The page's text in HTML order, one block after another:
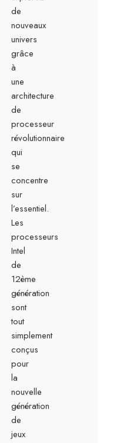
de
nouveaux
univers
grâce
à
une
architecture
de
processeur
révolutionnaire
qui
se
concentre
sur
l’essentiel.
Les
processeurs
Intel
de
12ème
génération
sont
tout
simplement
conçus
pour
la
nouvelle
génération
de
jeux